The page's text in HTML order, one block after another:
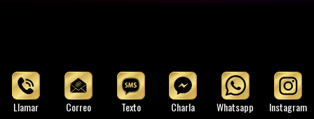
Llamar Correo Texto Charla Whatsapp Instagram